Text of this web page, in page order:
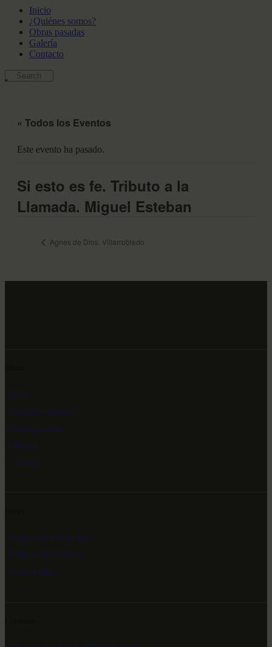
Inicio
¿Quiénes somos?
Obras pasadas
Galería
Contacto
« Todos los Eventos
Este evento ha pasado.
Si esto es fe. Tributo a la
Llamada. Miguel Esteban
Agnes de Dios. Villarrobledo
Inicio
¿Quiénes somos?
Obras pasadas
Galería
Contacto
Política de Privacidad
Política de Cookies
Aviso Legal